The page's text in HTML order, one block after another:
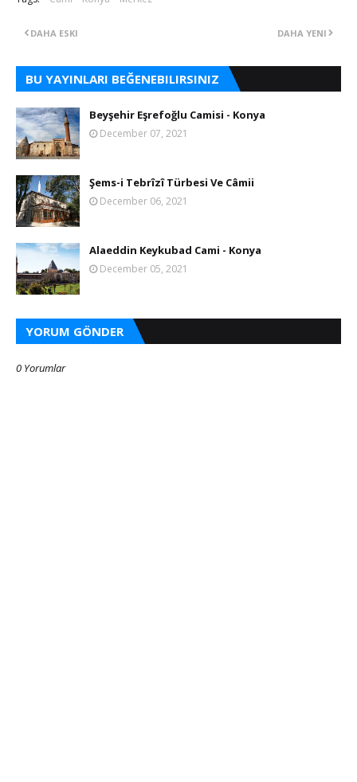
DAHA YENI
DAHA ESKI
BU YAYINLARI BEĞENEBILIRSINIZ
Beyşehir Eşrefoğlu Camisi - Konya
December 07, 2021
Şems-i Tebrîzî Türbesi Ve Câmii
December 06, 2021
Alaeddin Keykubad Cami - Konya
December 05, 2021
YORUM GÖNDER
0 Yorumlar